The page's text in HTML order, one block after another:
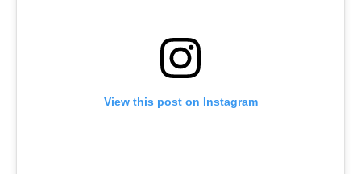
View this post on Instagram